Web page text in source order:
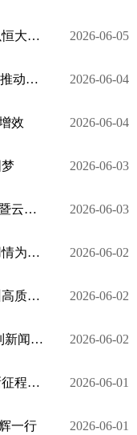
坚定不移抓真经济真抓经济 持之以恒大抓产业大抓项目 2026-06-05
红河州党委政府“一把手”以上率下 推动问题整改整治工作专题会议召开 2026-06-04
效 2026-06-04
2026-06-03
红河州开展世界献血者日公益宣传暨云南省遗体捐献接受单位挂牌仪式活动 2026-06-03
牢固树立和践行正确政绩观 用心用情为民办实事解难题 2026-06-02
安全优质高效推进项目建设 为全州高质量发展提供坚实支撑 2026-06-02
云南省“开局起步‘十五五’”主题系列新闻发布会红河专场举行 2026-06-02
牢记总书记亲切关怀殷殷嘱托 在新征程上创造更加美好生活 2026-06-01
一行 2026-06-01